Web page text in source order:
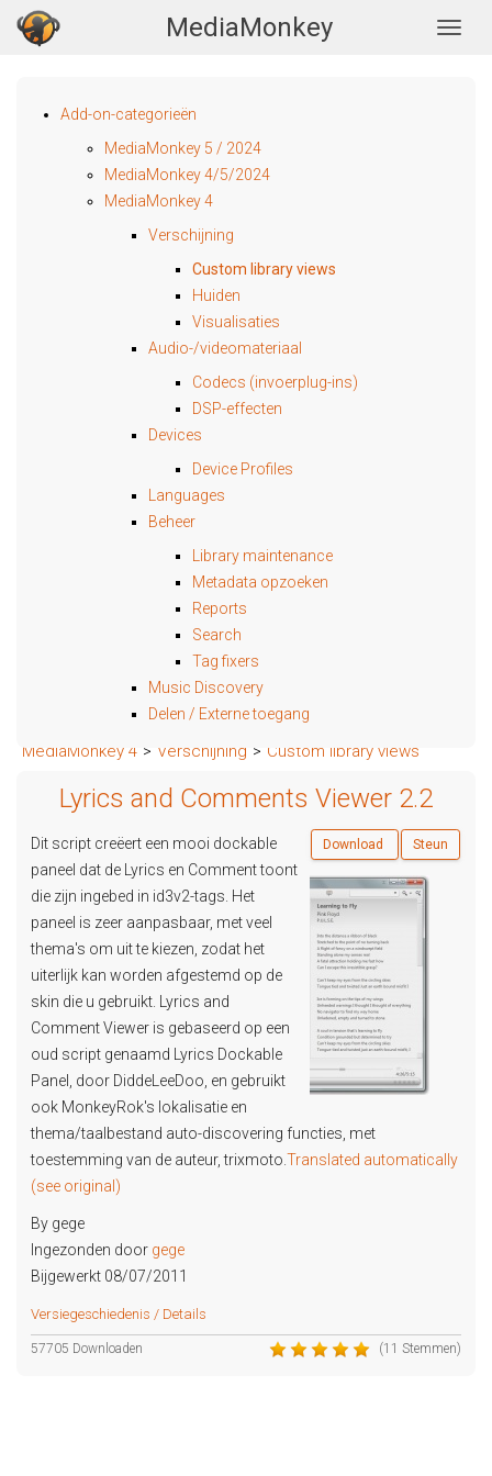
MediaMonkey
MediaMonkey 4 > Verschijning > Custom library views
Lyrics and Comments Viewer 2.2
Download Steun
Dit script creëert een mooi dockable
paneel dat de Lyrics en Comment toont
die zijn ingebed in id3v2-tags. Het
paneel is zeer aanpasbaar, met veel
thema's om uit te kiezen, zodat het
uiterlijk kan worden afgestemd op de
skin die u gebruikt. Lyrics and
Comment Viewer is gebaseerd op een
oud script genaamd Lyrics Dockable
Panel, door DiddeLeeDoo, en gebruikt
ook MonkeyRok's lokalisatie en
thema/taalbestand auto-discovering functies, met
toestemming van de auteur, trixmoto. Translated automatically
(see original)
By gege
Ingezonden door gege
Bijgewerkt 08/07/2011
Versiegeschiedenis / Details
(11 Stemmen)
57705 Downloaden
Add-on-categorieën
MediaMonkey 5 / 2024
MediaMonkey 4/5/2024
MediaMonkey 4
Verschijning
Custom library views
Huiden
Visualisaties
Audio-/videomateriaal
Codecs (invoerplug-ins)
DSP-effecten
Devices
Device Profiles
Languages
Beheer
Library maintenance
Metadata opzoeken
Reports
Search
Tag fixers
Music Discovery
Delen / Externe toegang